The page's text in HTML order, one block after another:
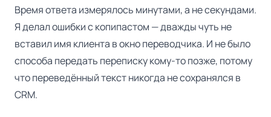
Время ответа измерялось минутами, а не секундами.
Я делал ошибки с копипастом — дважды чуть не
вставил имя клиента в окно переводчика. И не было
способа передать переписку кому-то позже, потому
что переведённый текст никогда не сохранялся в
CRM.